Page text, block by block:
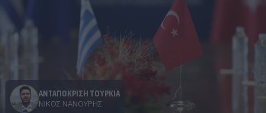
ΑΝΤΑΠΟΚΡΙΣΗ ΤΟΥΡΚΙΑ
ΝΊΚΟΣ ΝΑΝΟΎΡΗΣ